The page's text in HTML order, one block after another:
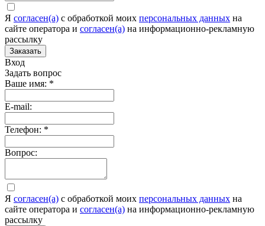
Я согласен(а) c обработкой моих персональных данных на
сайте оператора и согласен(а) на информационно-рекламную
рассылку
Заказать
Вход
Задать вопрос
Ваше имя: *
E-mail:
Телефон: *
Вопрос:
Я согласен(а) c обработкой моих персональных данных на
сайте оператора и согласен(а) на информационно-рекламную
рассылку